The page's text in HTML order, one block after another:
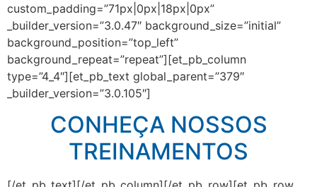
custom_padding=”71px|0px|18px|0px”
_builder_version=”3.0.47″ background_size=”initial”
background_position=”top_left”
background_repeat=”repeat”][et_pb_column
type=”4_4″][et_pb_text global_parent=”379″
_builder_version=”3.0.105″]
CONHEÇA NOSSOS
TREINAMENTOS